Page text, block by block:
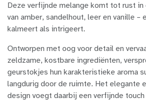
Deze verfijnde melange komt tot rust in
van amber, sandelhout, leer en vanille –
kalmeert als intrigeert.
Ontworpen met oog voor detail en
zeldzame, kostbare ingrediënten,
geurstokjes hun karakteristieke aroma
langdurig door de ruimte. Het elegante
design voegt daarbij een verfijnde